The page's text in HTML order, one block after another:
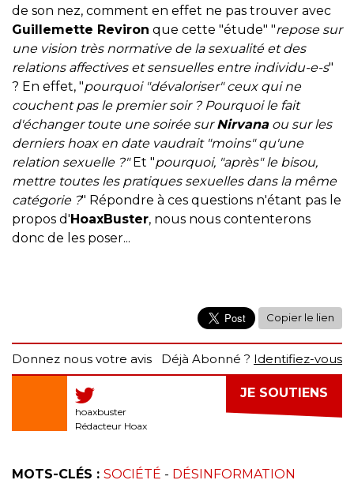
de son nez, comment en effet ne pas trouver avec
Guillemette Reviron que cette "étude" "repose sur
une vision très normative de la sexualité et des
relations affectives et sensuelles entre individu-e-s"
? En effet, "pourquoi "dévaloriser" ceux qui ne
couchent pas le premier soir ? Pourquoi le fait
d'échanger toute une soirée surNirvanaou sur les
derniers hoax en date vaudrait "moins" qu'une
relation sexuelle ?"Et "pourquoi, "après" le bisou,
mettre toutes les pratiques sexuelles dans la même
catégorie ?" Répondre à ces questions n'étant pas le
propos d'HoaxBuster, nous nous contenterons
donc de les poser...
Copier le lien
Donnez nous votre avis Déjà Abonné ? Identifiez-vous
JE SOUTIENS
hoaxbuster
Rédacteur Hoax
MOTS-CLÉS : SOCIÉTÉ - DÉSINFORMATION